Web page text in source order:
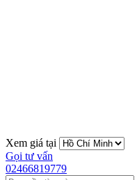
Xem giá tại
Gọi tư vấn
02466819779